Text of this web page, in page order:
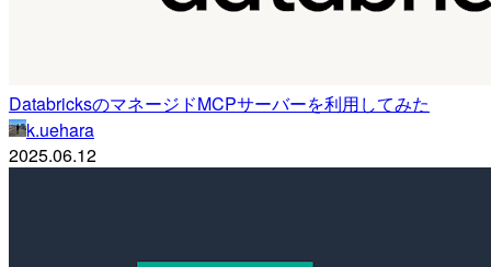
DatabricksのマネージドMCPサーバーを利用してみた
k.uehara
2025.06.12